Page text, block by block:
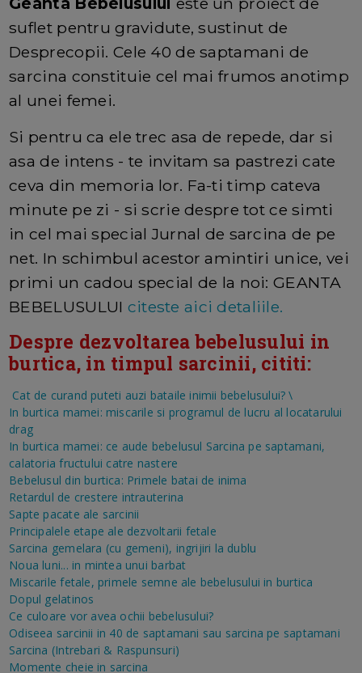
suflet pentru gravidute, sustinut de
Desprecopii. Cele 40 de saptamani de
sarcina constituie cel mai frumos anotimp
al unei femei.
Si pentru ca ele trec asa de repede, dar si
asa de intens - te invitam sa pastrezi cate
ceva din memoria lor. Fa-ti timp cateva
minute pe zi - si scrie despre tot ce simti
in cel mai special Jurnal de sarcina de pe
net. In schimbul acestor amintiri unice, vei
primi un cadou special de la noi: GEANTA
BEBELUSULUI citeste aici detaliile.
Despre dezvoltarea bebelusului in
burtica, in timpul sarcinii, cititi:
Cat de curand puteti auzi bataile inimii bebelusului? \
In burtica mamei: miscarile si programul de lucru al locatarului
drag
In burtica mamei: ce aude bebelusul Sarcina pe saptamani,
calatoria fructului catre nastere
Bebelusul din burtica: Primele batai de inima
Retardul de crestere intrauterina
Sapte pacate ale sarcinii
Principalele etape ale dezvoltarii fetale
Sarcina gemelara (cu gemeni), ingrijiri la dublu
Noua luni... in mintea unui barbat
Miscarile fetale, primele semne ale bebelusului in burtica
Dopul gelatinos
Ce culoare vor avea ochii bebelusului?
Odiseea sarcinii in 40 de saptamani sau sarcina pe saptamani
Sarcina (Intrebari & Raspunsuri)
Momente cheie in sarcina